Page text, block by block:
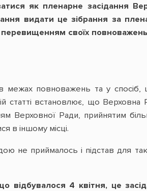
як пленарне засідання
видати це зібрання за
своїх
межах повноважень та у спосіб,
статті встановлює, що
Верховної Ради, прийнятим
в іншому місці.
не приймалось і підстав для
відбувалося 4 квітня, це